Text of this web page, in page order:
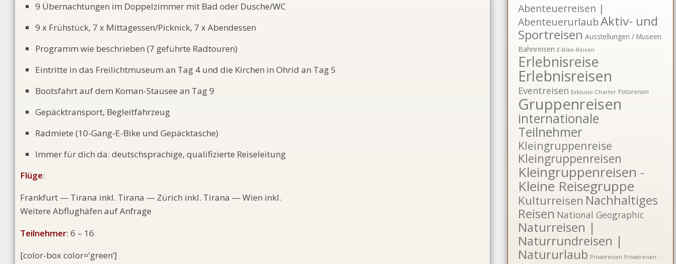
9 Übernachtungen im Doppelzimmer mit Bad oder Dusche/WC
9 x Frühstück, 7 x Mittagessen/Picknick, 7 x Abendessen
Programm wie beschrieben (7 geführte Radtouren)
Eintritte in das Freilichtmuseum an Tag 4 und die Kirchen in Ohrid an Tag 5
Bootsfahrt auf dem Koman-Stausee an Tag 9
Gepäcktransport, Begleitfahrzeug
Radmiete (10-Gang-E-Bike und Gepäcktasche)
Immer für dich da: deutschsprachige, qualifizierte Reiseleitung
Flüge:
Frankfurt — Tirana inkl. Tirana — Zürich inkl. Tirana — Wien inkl.
Weitere Abflughäfen auf Anfrage
Teilnehmer: 6 – 16
[color-box color=’green‘]
Abenteuerreisen |
AbenteuerurlaubAktiv- und
Sportreisen Ausstellungen / Museen
Bahnreisen E-Bike-Reisen
Erlebnisreise
Erlebnisreisen
Eventreisen Exklusiv-Charter Fotoreisen
Gruppenreisen
internationale
Teilnehmer
Kleingruppenreise
Kleingruppenreisen
Kleingruppenreisen -
Kleine Reisegruppe
Kulturreisen Nachhaltiges
Reisen National Geographic
Naturreisen |
Naturrundreisen |
Natururlaub Privatreisen Privatreisen -